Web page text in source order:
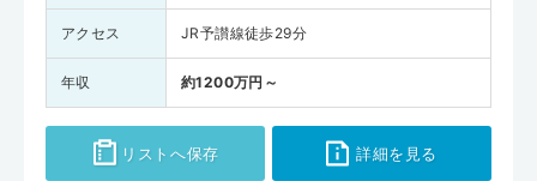
アクセス JR予讃線徒歩29分
年収 約1200万円～
リストへ保存 詳細を見る